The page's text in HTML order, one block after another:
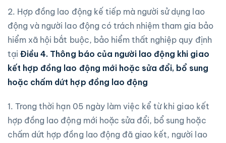
2. Hợp đồng lao động kế tiếp mà người sử dụng lao
động và người lao động có trách nhiệm tham gia bảo
hiểm xã hội bắt buộc, bảo hiểm thất nghiệp quy định
tạiĐiều 4. Thông báo của người lao động khi giao
kết hợp đồng lao động mới hoặc sửa đổi, bổ sung
hoặc chấm dứt hợp đồng lao động
1. Trong thời hạn 05 ngày làm việc kể từ khi giao kết
hợp đồng lao động mới hoặc sửa đổi, bổ sung hoặc
chấm dứt hợp đồng lao động đã giao kết, người lao